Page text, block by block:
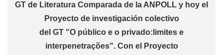
GT de Literatura Comparada de la ANPOLL y hoy el
Proyecto de investigación colectivo
del GT "O público e o privado:limites e
interpenetrações". Con el Proyecto